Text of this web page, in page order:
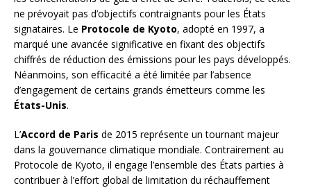
ne prévoyait pas d’objectifs contraignants pour les États
signataires. Le Protocole de Kyoto, adopté en 1997, a
marqué une avancée significative en fixant des objectifs
chiffrés de réduction des émissions pour les pays développés.
Néanmoins, son efficacité a été limitée par l’absence
d’engagement de certains grands émetteurs comme les
États-Unis.
L’Accord de Paris de 2015 représente un tournant majeur
dans la gouvernance climatique mondiale. Contrairement au
Protocole de Kyoto, il engage l’ensemble des États parties à
contribuer à l’effort global de limitation du réchauffement